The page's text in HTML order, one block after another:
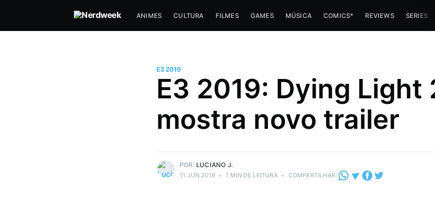
ANIMES CULTURA FILMES GAMES MÚSICA COMICS* REVIEWS SERIES
E3 2019
E3 2019: Dying Light
mostra novo trailer
Gosta de uns joguinho e filme de navinha
POR: LUCIANO J.
11 JUN 2019 • 1 MIN DE LEITURA • COMPARTILHAR: